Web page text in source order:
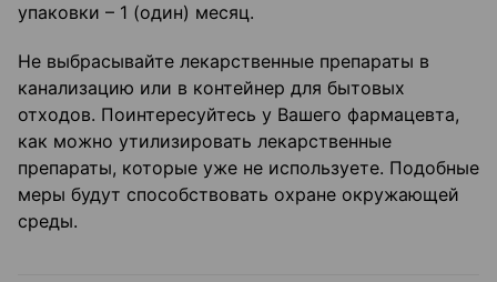
упаковки – 1 (один) месяц.
Не выбрасывайте лекарственные препараты в
канализацию или в контейнер для бытовых
отходов. Поинтересуйтесь у Вашего фармацевта,
как можно утилизировать лекарственные
препараты, которые уже не используете. Подобные
меры будут способствовать охране окружающей
среды.